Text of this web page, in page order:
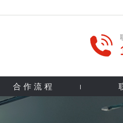
合作流程